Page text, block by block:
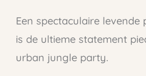
Een spectaculaire levende
is de ultieme statement
urban jungle party.